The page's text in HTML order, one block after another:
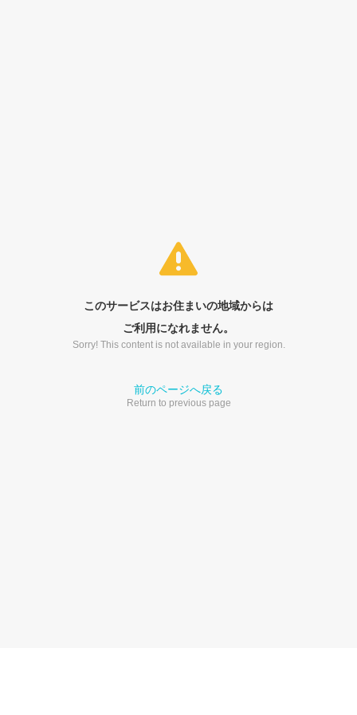
このサービスはお住まいの地域からは
ご利用になれません。
Sorry! This content is not available in your region.
前のページへ戻る
Return to previous page